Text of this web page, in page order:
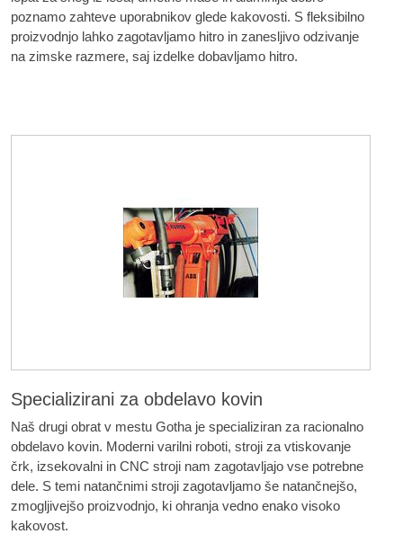
poznamo zahteve uporabnikov glede kakovosti. S fleksibilno
proizvodnjo lahko zagotavljamo hitro in zanesljivo odzivanje
na zimske razmere, saj izdelke dobavljamo hitro.
Specializirani za obdelavo kovin
Naš drugi obrat v mestu Gotha je specializiran za racionalno
obdelavo kovin. Moderni varilni roboti, stroji za vtiskovanje
črk, izsekovalni in CNC stroji nam zagotavljajo vse potrebne
dele. S temi natančnimi stroji zagotavljamo še natančnejšo,
zmogljivejšo proizvodnjo, ki ohranja vedno enako visoko
kakovost.